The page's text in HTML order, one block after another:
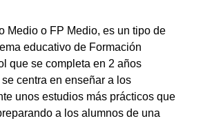
Medio o FP Medio, es un tipo de
educativo de Formación
que se completa en 2 años
centra en enseñar a los
unos estudios más prácticos que
a los alumnos de una